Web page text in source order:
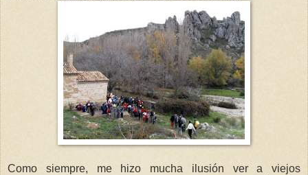
Como siempre, me hizo mucha ilusión ver a viejos